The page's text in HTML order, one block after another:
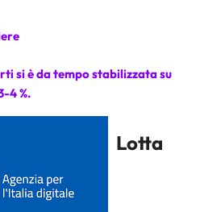
si è da tempo stabilizzata su
4 %.
Lotta